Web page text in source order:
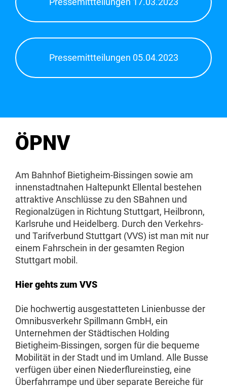
Pressemittteilungen 05.04.2023
ÖPNV
Am Bahnhof Bietigheim-Bissingen sowie am
innenstadtnahen Haltepunkt Ellental bestehen
attraktive Anschlüsse zu den SBahnen und
Regionalzügen in Richtung Stuttgart, Heilbronn,
Karlsruhe und Heidelberg. Durch den Verkehrs-
und Tarifverbund Stuttgart (VVS) ist man mit nur
einem Fahrschein in der gesamten Region
Stuttgart mobil.
Hier gehts zum VVS
Die hochwertig ausgestatteten Linienbusse der
Omnibusverkehr Spillmann GmbH, ein
Unternehmen der Städtischen Holding
Bietigheim-Bissingen, sorgen für die bequeme
Mobilität in der Stadt und im Umland. Alle Busse
verfügen über einen Niederflureinstieg, eine
Überfahrrampe und über separate Bereiche für